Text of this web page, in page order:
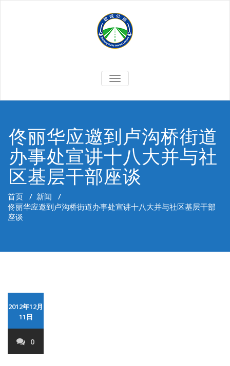
切
换
佟丽华应邀到卢沟桥街道
办事处宣讲十八大并与社
区基层干部座谈
首页 / 新闻 /
佟丽华应邀到卢沟桥街道办事处宣讲十八大并与社区基层干部
座谈
2012年12月
11日
0